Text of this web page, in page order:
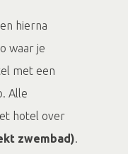
hierna
waar je
met een
Alle
hotel over
zwembad).